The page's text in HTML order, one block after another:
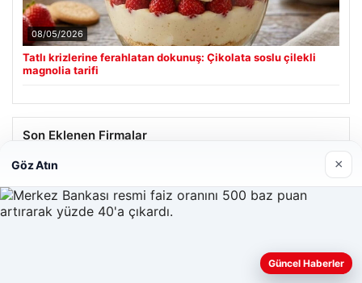
08/05/2026
Tatlı krizlerine ferahlatan dokunuş: Çikolata soslu çilekli
magnolia tarifi
Son Eklenen Firmalar
Web sitemizi nasıl kullandığınızı daha iyi anlayabilmek,
Göz Atın ×
Güncel Haberler